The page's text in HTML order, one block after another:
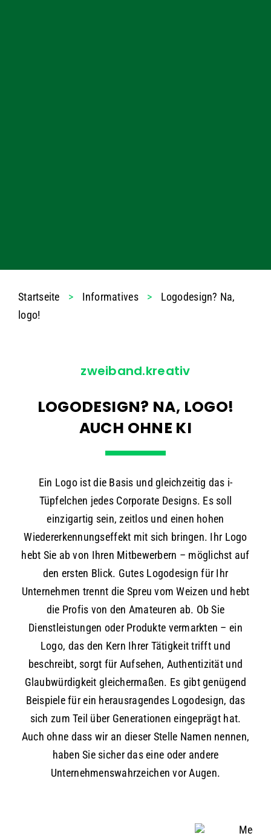
Startseite > Informatives >
Logodesign? Na,
logo!
zweiband.kreativ
LOGODESIGN? NA, LOGO!
AUCH OHNE KI
Ein Logo ist die Basis und gleichzeitig das i-
Tüpfelchen jedes Corporate Designs. Es soll
einzigartig sein, zeitlos und einen hohen
Wiedererkennungseffekt mit sich bringen. Ihr Logo
hebt Sie ab von Ihren Mitbewerbern – möglichst auf
den ersten Blick. Gutes Logodesign für Ihr
Unternehmen trennt die Spreu vom Weizen und hebt
die Profis von den Amateuren ab. Ob Sie
Dienstleistungen oder Produkte vermarkten – ein
Logo, das den Kern Ihrer Tätigkeit trifft und
beschreibt, sorgt für Aufsehen, Authentizität und
Glaubwürdigkeit gleichermaßen. Es gibt genügend
Beispiele für ein herausragendes Logodesign, das
sich zum Teil über Generationen eingeprägt hat.
Auch ohne dass wir an dieser Stelle Namen nennen,
haben Sie sicher das eine oder andere
Unternehmenswahrzeichen vor Augen.